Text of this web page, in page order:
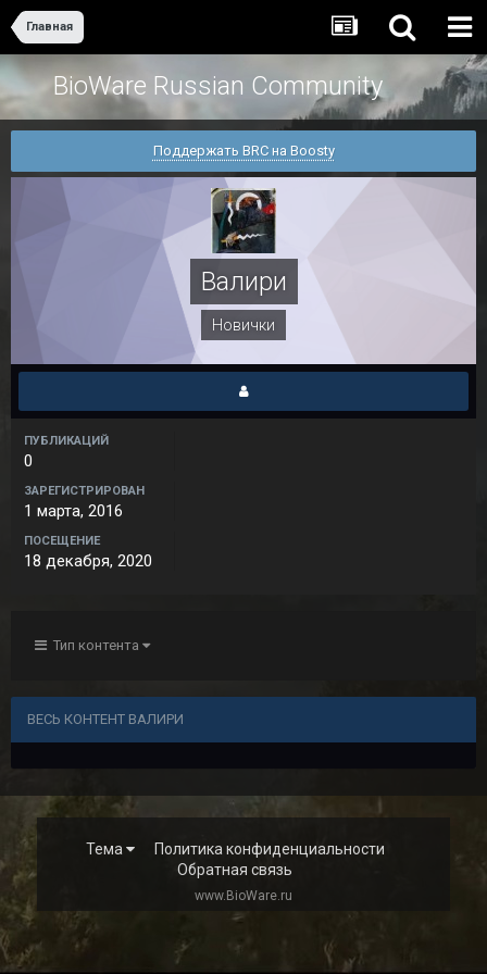
Главная
BioWare Russian Community
Поддержать BRC на Boosty
Валири
Новички
ПУБЛИКАЦИЙ
0
ЗАРЕГИСТРИРОВАН
1 марта, 2016
ПОСЕЩЕНИЕ
18 декабря, 2020
Тип контента
ВЕСЬ КОНТЕНТ ВАЛИРИ
Тема
Политика конфиденциальности
Обратная связь
www.BioWare.ru